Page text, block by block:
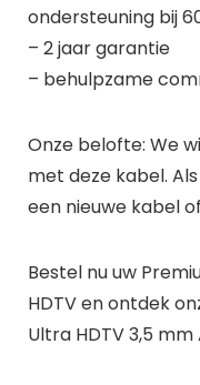
ondersteuning bij
– 2 jaar garantie
– behulpzame
Onze belofte: We
met deze kabel.
een nieuwe kabel
Bestel nu uw
HDTV en ontdek
Ultra HDTV 3,5